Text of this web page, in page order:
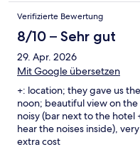
Verifizierte Bewertung
8/10 – Sehr gut
29. Apr. 2026
Mit Google übersetzen
+: location; they gave us
noon; beautiful view on
noisy (bar next to the hotel
hear the noises inside),
extra cost